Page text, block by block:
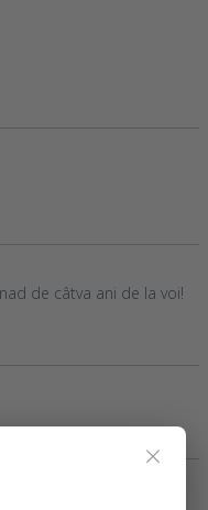
de câtva ani de la voi!
×